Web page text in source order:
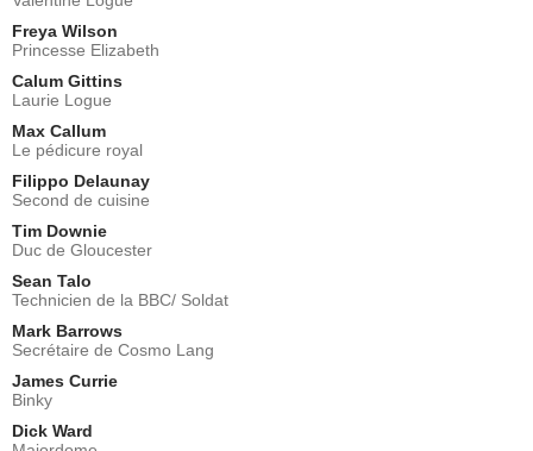
Freya Wilson
Princesse Elizabeth
Calum Gittins
Laurie Logue
Max Callum
Le pédicure royal
Filippo Delaunay
Second de cuisine
Tim Downie
Duc de Gloucester
Sean Talo
Technicien de la BBC/ Soldat
Mark Barrows
Secrétaire de Cosmo Lang
James Currie
Binky
Dick Ward